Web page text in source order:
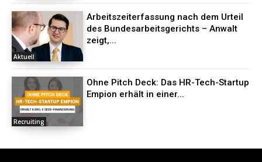
Aktuell
Arbeitszeiterfassung nach dem Urteil
des Bundesarbeitsgerichts – Anwalt
zeigt,...
Recruiting
Ohne Pitch Deck: Das HR-Tech-Startup
Empion erhält in einer...